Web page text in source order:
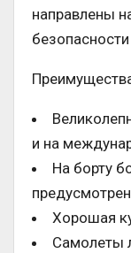
направлены
и на
На борту
Хорошая
Самолеты